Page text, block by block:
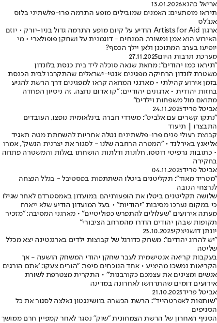
אריאל כהנא13.01.2026
תיראו מופתעים: האמנים שמובילים מופע התרמה פרו-פלשתיני בלוס
אנג'לס
ארגון Artists for Aid הודיע על קיום מופע התרמה גדול בניו-יורק • יוזם
האירוע הוא אמן ומשורר, המנחים - דוגמנית על ושחקן פופולארי • מי
יופיעו בערב המתוכנן ולאן יילך הכסף?
מערכת תרבות היום27.11.2025
"תיראו כמו יהודים": מחאת שנאה סוכלה ליד בית כנסת בלונדון
משטרת לונדון הרחיקה מפגינים אנטי-ישראלים שהתקרבו לבית הכנסת
בזמן אירוע קהילתי • מארגני המחאה קראו למפגינים דרך הרשת להגיע
בחזות יהודית • ארגונים יהודיים: "קו אדום נחצה, זה ניסיון הפחדה
מתואם מול משפחות וילדים"
אביטל פריד24.11.2025
"נתקו קשרים עם אלביט": משרדי חברה בינלאומית נופצו, העובדים
התבצרו | תיעוד
קבוצת רעולי פנים פרו-פלשתינים נטלה אחריות להשחתת מטה תאגיד
אליאנץ באירלנד • "המטרה הרחבה שלנו - לסגור את יצרנית הנשק", אמרו
• כתובות גרפיטי רוססו, חלונות ודלתות הושחתו באלות והמשטרה פתחה
בחקירה
אביטל פריד04.11.2025
"מטריד מאוד": תקליטנים ביטלו השתתפות בפסטיבל - בגלל הנצחה
לנרצחי הנובה
שלושה תקליטנים ביטלו את הופעותיהם במועדון באמסטרדם לאחר שגילו
כי במקום נערכו מסיבות "יהודיות" • בעל המועדון הודיע שלא ייארח
מעתה אירועים "שעלולים להתפרש כפוליטיים" • מארגני המסיבה: "מזכיר
תקופות שבהן יהודים הודרו מהמרחב הציבורי"
יונתן דושניצקי23.10.2025
"יש להרוג יהודים": משחק כדורגל של קבוצות ילדים בארגנטינה יצא מכלל
שליטה
בעקבות קריאה אנטישמית לעבר שחקן יהודי המשחק הושעה - אך
הקריאות נמשכו מהיציע • אחד הנוכחים סיפר: "הורים צעקו: 'אתם הורגים
אנשים ומציגים את עצמכם כקורבנות'" • התקרית מצטרפת לשורת
אירועים דומים שהתרחשו לאחרונה במדינה
אביטל פריד21.10.2025
"שותפות לאפרטהייד": הרשת הכשרה בוושינגטון נאלצה לסגור את כל
הסניפים
הסניף האחרון של הרשת הצמחונית "שוק" נסגר לאחר קמפיין חרם ממושך